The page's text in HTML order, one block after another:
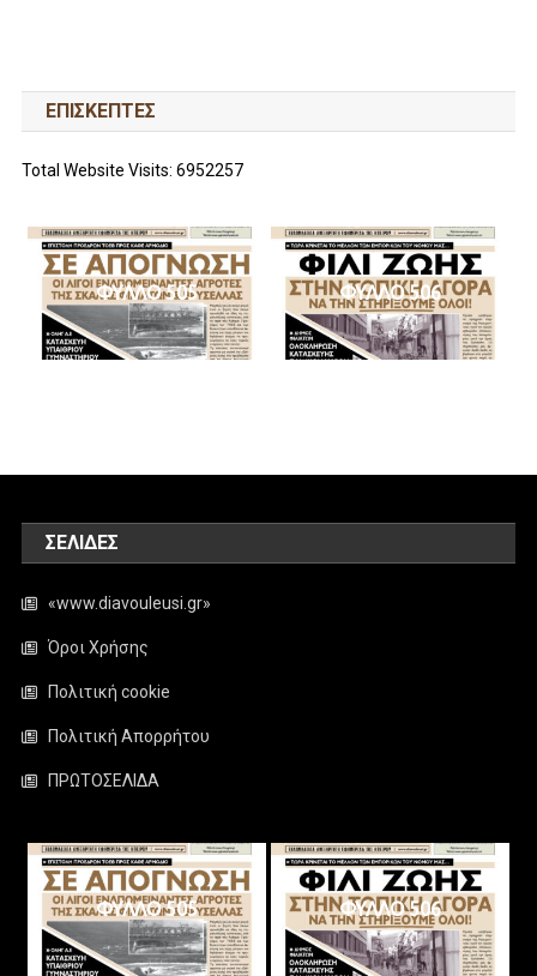
ΕΠΙΣΚΕΠΤΕΣ
Total Website Visits: 6952257
ΦΥΛΛΟ 505 ΦΥΛΛΟ 506
ΣΕΛΊΔΕΣ
«www.diavouleusi.gr»
Όροι Χρήσης
Πολιτική cookie
Πολιτική Απορρήτου
ΠΡΩΤΟΣΕΛΙΔΑ
ΦΥΛΛΟ 505 ΦΥΛΛΟ 506